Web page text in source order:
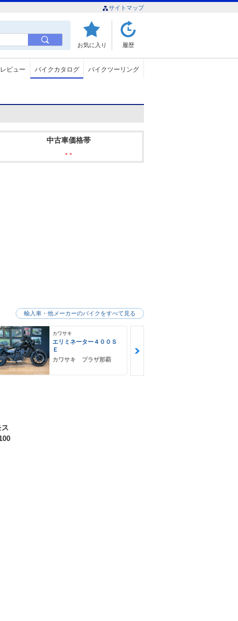
サイトマップ
お気に入り 履歴
ビュー バイクカタログ バイクツーリング
中古車価格帯
- -
カワサキ
エリミネーター４００Ｓ
Ｅ
カワサキ プラザ那覇
輸入車・他メーカーのバイクをすべて見る